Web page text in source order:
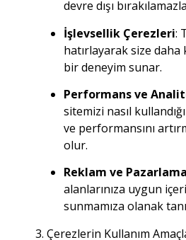
devre dışı
İşlevsellik Çerezleri:
hatırlayarak size
bir deneyim sunar.
Performans ve
sitemizi nasıl
ve performansını
olur.
Reklam ve
alanlarınıza uygun
sunmamıza olanak
3. Çerezlerin Kullanım